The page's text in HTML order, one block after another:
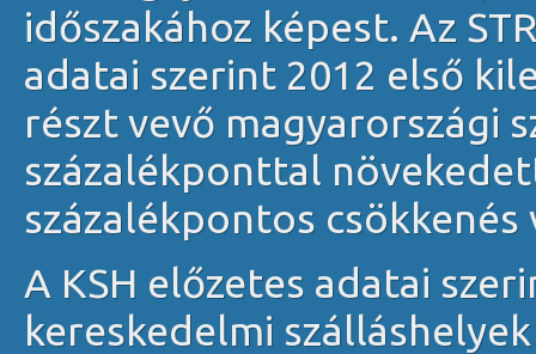
időszakához képest. Az
adatai szerint 2012 első
részt vevő magyarországi
százalékponttal
százalékpontos csökkenés
A KSH előzetes adatai
kereskedelmi